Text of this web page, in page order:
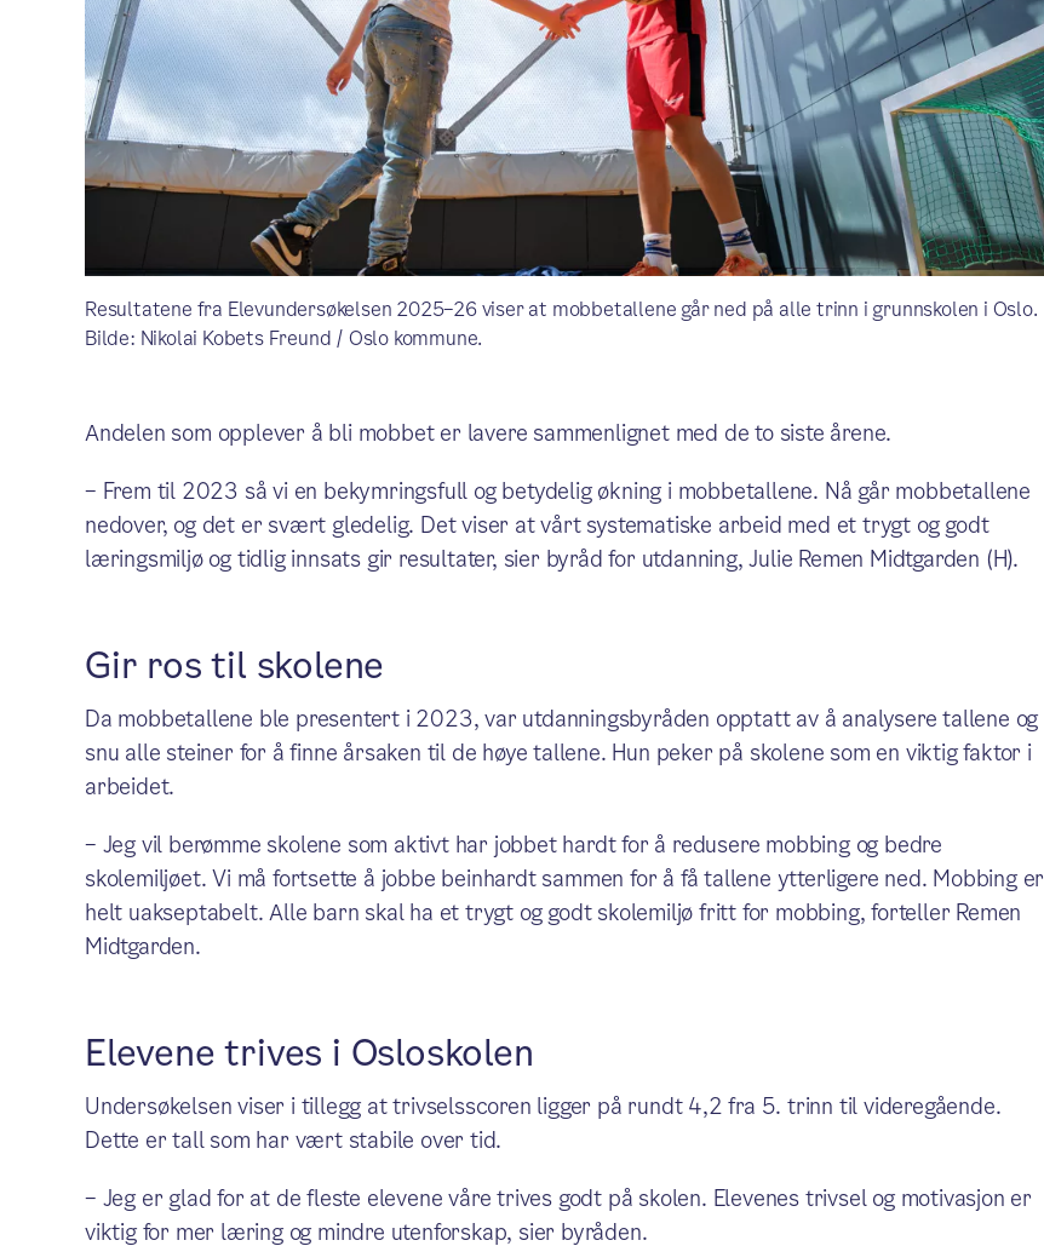
Resultatene fra Elevundersøkelsen 2025–26 viser at mobbetallene går ned på alle trinn i grunnskolen i Oslo.
Bilde: Nikolai Kobets Freund / Oslo kommune.
Andelen som opplever å bli mobbet er lavere sammenlignet med de to siste årene.
– Frem til 2023 så vi en bekymringsfull og betydelig økning i mobbetallene. Nå går mobbetallene
nedover, og det er svært gledelig. Det viser at vårt systematiske arbeid med et trygt og godt
læringsmiljø og tidlig innsats gir resultater, sier byråd for utdanning, Julie Remen Midtgarden (H).
Gir ros til skolene
Da mobbetallene ble presentert i 2023, var utdanningsbyråden opptatt av å analysere tallene og
snu alle steiner for å finne årsaken til de høye tallene. Hun peker på skolene som en viktig faktor i
arbeidet.
– Jeg vil berømme skolene som aktivt har jobbet hardt for å redusere mobbing og bedre
skolemiljøet. Vi må fortsette å jobbe beinhardt sammen for å få tallene ytterligere ned. Mobbing er
helt uakseptabelt. Alle barn skal ha et trygt og godt skolemiljø fritt for mobbing, forteller Remen
Midtgarden.
Elevene trives i Osloskolen
Undersøkelsen viser i tillegg at trivselsscoren ligger på rundt 4,2 fra 5. trinn til videregående.
Dette er tall som har vært stabile over tid.
– Jeg er glad for at de fleste elevene våre trives godt på skolen. Elevenes trivsel og motivasjon er
viktig for mer læring og mindre utenforskap, sier byråden.